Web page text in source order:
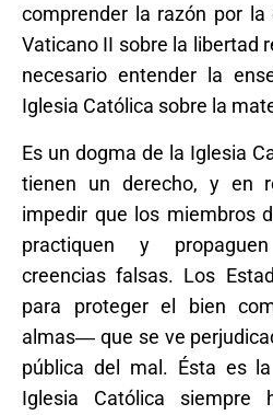
comprender la razón por la
Vaticano II sobre la libertad
necesario entender la
Iglesia Católica sobre la
Es un dogma de la Iglesia
tienen un derecho, y en
impedir que los miembros
practiquen y
creencias falsas. Los
para proteger el bien
almas― que se ve
pública del mal. Ésta es
Iglesia Católica siempre